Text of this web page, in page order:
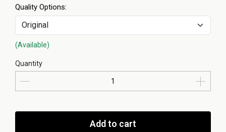
Quality Options:
(Available)
Quantity
Add to cart